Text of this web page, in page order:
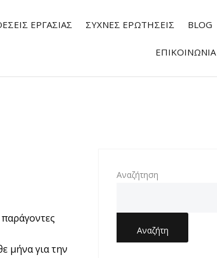
ΕΡΓΑΣΊΑΣ ΣΥΧΝΕΣ ΕΡΩΤΗΣΕΙΣ BLOG
ΕΠΙΚΟΙΝΩΝΊΑ
μήνα για την
Αναζήτηση
Αναζήτη
Ση